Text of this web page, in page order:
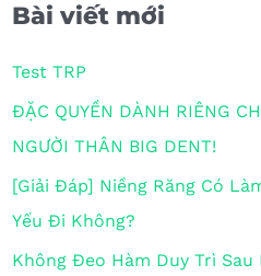
Bài viết mới
Test TRP
ĐẶC QUYỀN DÀNH RIÊNG
NGƯỜI THÂN BIG DENT!
[Giải Đáp] Niềng Răng Có
Yếu Đi Không?
Không Đeo Hàm Duy Trì Sau